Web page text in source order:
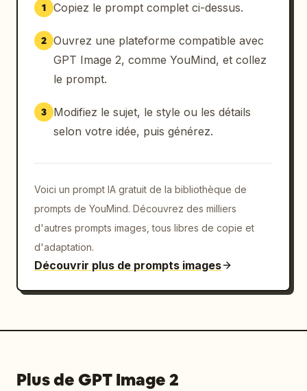
1 Copiez le prompt complet ci-dessus.
2 Ouvrez une plateforme compatible avec
GPT Image 2, comme YouMind, et collez
le prompt.
3
Modifiez le sujet, le style ou les détails
selon votre idée, puis générez.
Voici un prompt IA gratuit de la bibliothèque de
prompts de YouMind. Découvrez des milliers
d'autres prompts images, tous libres de copie et
d'adaptation.
Découvrir plus de prompts images
Plus de GPT Image 2